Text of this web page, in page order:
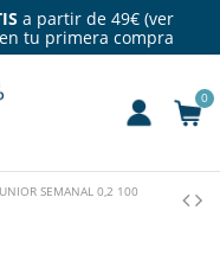
a partir de 49€ (ver
en tu primera compra
0
SEMANAL 0,2 100